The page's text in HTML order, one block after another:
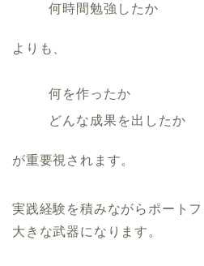
何時間勉強したか
よりも、
何を作ったか
どんな成果を出したか
が重要視されます。
実践経験を積みながらポート
大きな武器になります。